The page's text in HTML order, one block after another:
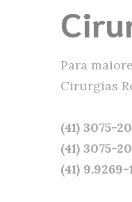
Para
Cirurgias
(41) 3075-
(41) 3075-
(41) 9.9269-